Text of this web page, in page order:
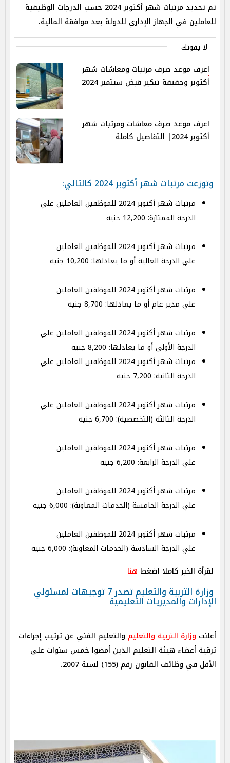
تم تحديد مرتبات شهر أكتوبر 2024 حسب الدرجات الوظيفية
للعاملين في الجهاز الإداري للدولة بعد موافقة المالية.
لا يفوتك
اعرف موعد صرف مرتبات ومعاشات شهر
أكتوبر وحقيقة تبكير قبض سبتمبر 2024
اعرف موعد صرف معاشات ومرتبات شهر
أكتوبر 2024| التفاصيل كاملة
وتوزعت مرتبات شهر أكتوبر 2024 كالتالي:
مرتبات شهر أكتوبر 2024 للموظفين العاملين علي
الدرجة الممتازة: 12,200 جنيه
مرتبات شهر أكتوبر 2024 للموظفين العاملين
علي الدرجة العالية أو ما يعادلها: 10,200 جنيه
مرتبات شهر أكتوبر 2024 للموظفين العاملين
علي مدير عام أو ما يعادلها: 8,700 جنيه
مرتبات شهر أكتوبر 2024 للموظفين العاملين علي
الدرجة الأولى أو ما يعادلها: 8,200 جنيه
مرتبات شهر أكتوبر 2024 للموظفين العاملين علي
الدرجة الثانية: 7,200 جنيه
مرتبات شهر أكتوبر 2024 للموظفين العاملين علي
الدرجة الثالثة (التخصصية): 6,700 جنيه
مرتبات شهر أكتوبر 2024 للموظفين العاملين
علي الدرجة الرابعة: 6,200 جنيه
مرتبات شهر أكتوبر 2024 للموظفين العاملين
علي الدرجة الخامسة (الخدمات المعاونة): 6,000 جنيه
مرتبات شهر أكتوبر 2024 للموظفين العاملين
علي الدرجة السادسة (الخدمات المعاونة): 6,000 جنيه
لقرأة الخبر كاملا اضغط هنا
وزارة التربية والتعليم تصدر 7 توجيهات لمسئولي
الإدارات والمديريات التعليمية
أعلنت وزارة التربية والتعليم والتعليم الفني عن ترتيب إجراءات
ترقية أعضاء هيئة التعليم الذين أمضوا خمس سنوات على
الأقل في وظائف القانون رقم (155) لسنة 2007.